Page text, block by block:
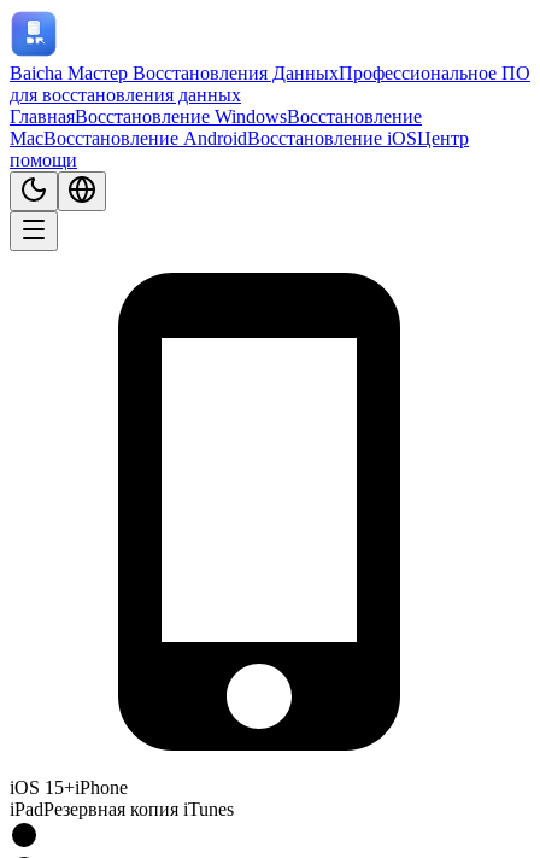
Baicha Мастер Восстановления ДанныхПрофессиональное ПО
для восстановления данных
ГлавнаяВосстановление WindowsВосстановление
MacВосстановление AndroidВосстановление iOSЦентр
помощи
iOS 15+iPhone
iPadРезервная копия iTunes